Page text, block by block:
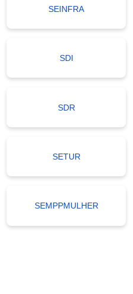
SEINFRA
SDI
SDR
SETUR
SEMPPMULHER